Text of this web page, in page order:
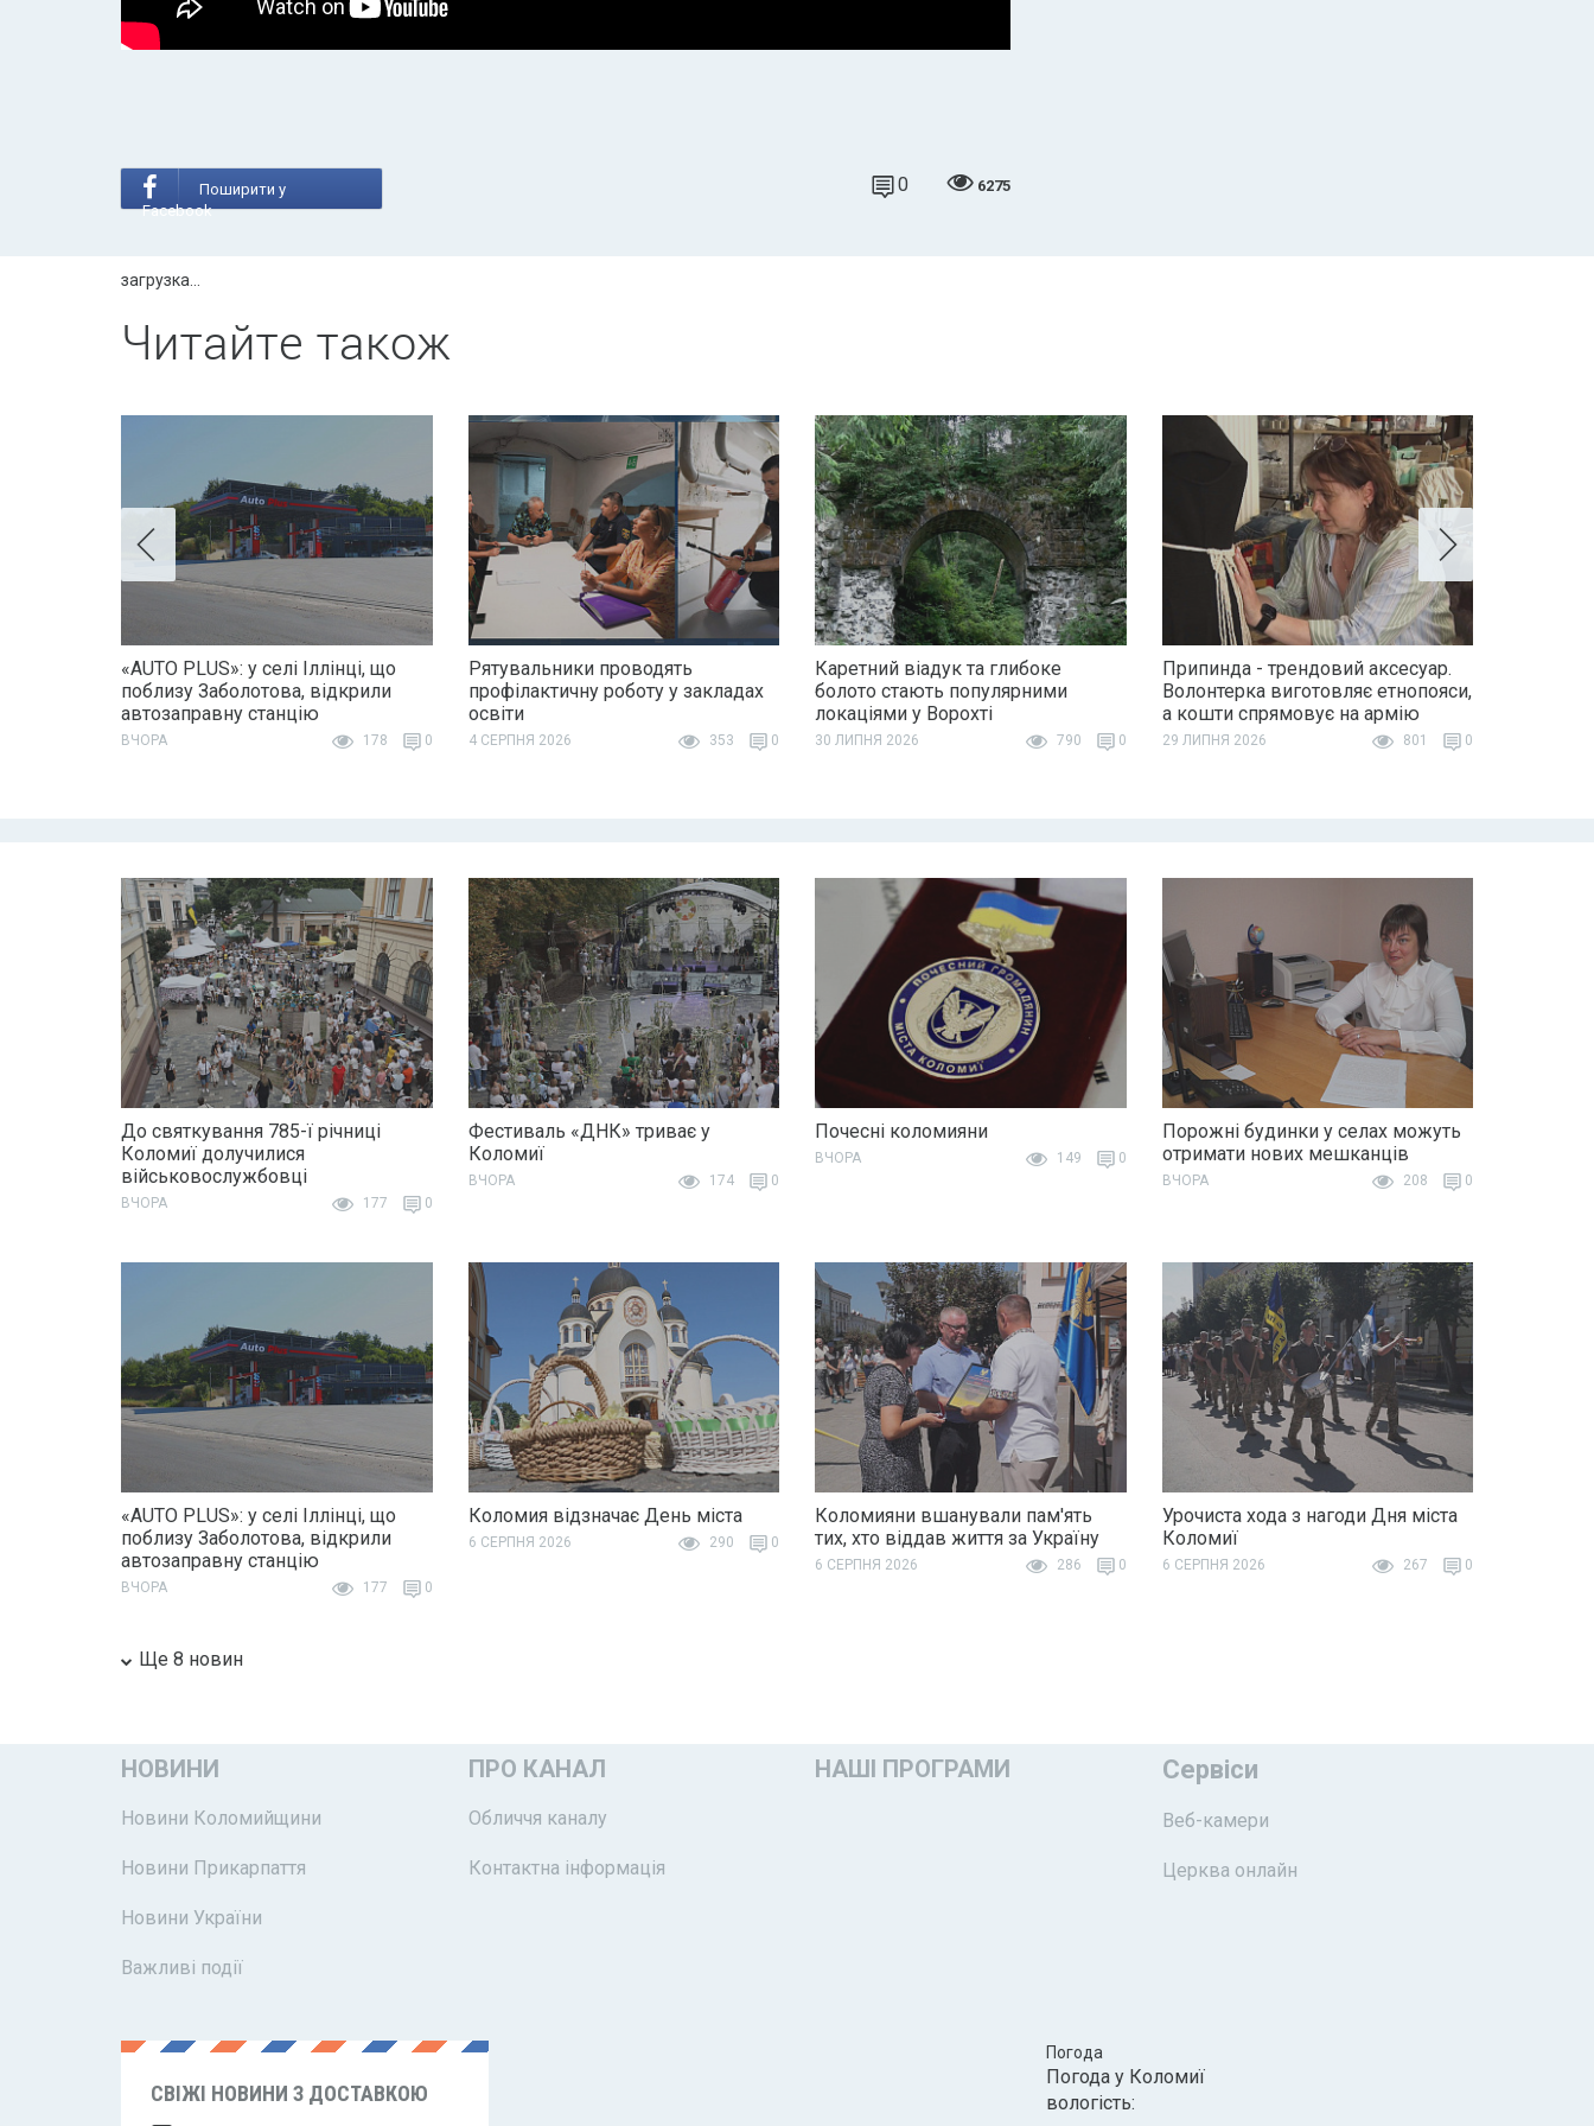
Поширити у
Facebook
0 6275
загрузка...
Читайте також
«AUTO PLUS»: у селі Іллінці, що
поблизу Заболотова, відкрили
автозаправну станцію
ВЧОРА 178 0
Рятувальники проводять
профілактичну роботу у закладах
освіти
4 СЕРПНЯ 2026 353 0
Каретний віадук та глибоке
болото стають популярними
локаціями у Ворохті
30 ЛИПНЯ 2026 790 0
Припинда - трендовий аксесуар.
Волонтерка виготовляє етнопояси,
а кошти спрямовує на армію
29 ЛИПНЯ 2026 801 0
До святкування 785-ї річниці
Коломиї долучилися
військовослужбовці
ВЧОРА 177 0
Фестиваль «ДНК» триває у
Коломиї
ВЧОРА 174 0
Почесні коломияни
ВЧОРА 149 0
Порожні будинки у селах можуть
отримати нових мешканців
ВЧОРА 208 0
«AUTO PLUS»: у селі Іллінці, що
поблизу Заболотова, відкрили
автозаправну станцію
ВЧОРА 177 0
Коломия відзначає День міста
6 СЕРПНЯ 2026 290 0
Коломияни вшанували пам'ять
тих, хто віддав життя за Україну
6 СЕРПНЯ 2026 286 0
Урочиста хода з нагоди Дня міста
Коломиї
6 СЕРПНЯ 2026 267 0
Ще 8 новин
НОВИНИ
Новини Коломийщини
Новини Прикарпаття
Новини України
Важливі події
ПРО КАНАЛ
Обличчя каналу
Контактна інформація
НАШІ ПРОГРАМИ Сервіси
Веб-камери
Церква онлайн
СВІЖІ НОВИНИ З ДОСТАВКОЮ
Погода
Погода у Коломиї
вологість: